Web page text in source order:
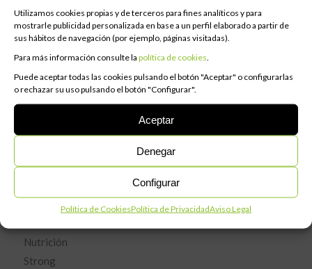
Utilizamos cookies propias y de terceros para fines analíticos y para
mostrarle publicidad personalizada en base a un perfil elaborado a partir de
sus hábitos de navegación (por ejemplo, páginas visitadas).
Para más información consulte la política de cookies
Puede aceptar todas las cookies pulsando el botón "Aceptar" o configurarlas
o rechazar su uso pulsando el botón "Configurar".
Aceptar
Denegar
Configurar
Política de CookiesPolítica de PrivacidadAviso Legal
Entrenamiento
Nutrición
Strong